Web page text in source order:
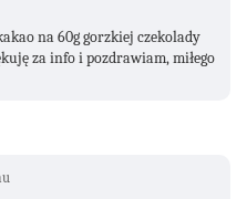
na 60g gorzkiej czekolady
za info i pozdrawiam, miłego